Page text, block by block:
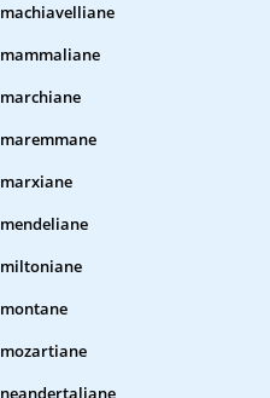
machiavelliane
mammaliane
marchiane
maremmane
marxiane
mendeliane
miltoniane
montane
mozartiane
neandertaliane